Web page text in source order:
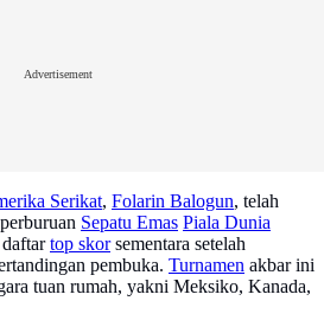
Advertisement
Serikat, Folarin Balogun, telah
Sepatu Emas Piala Dunia
top skorsementara setelah
pembuka. Turnamen akbar ini
tuan rumah, yakni Meksiko, Kanada,